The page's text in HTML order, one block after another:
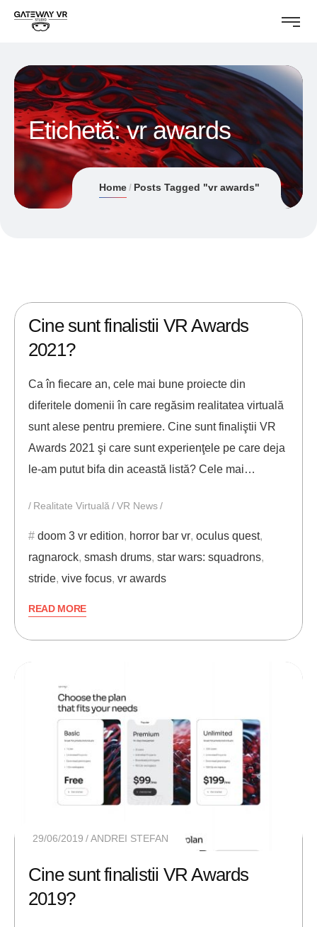
Etichetă:vr awards
Home Posts Tagged "vr awards"
Cine sunt finalistii VR Awards
2021?
Ca în fiecare an, cele mai bune proiecte din
diferitele domenii în care regăsim realitatea virtuală
sunt alese pentru premiere. Cine sunt finaliştii VR
Awards 2021 şi care sunt experienţele pe care deja
le-am putut bifa din această listă? Cele mai…
Realitate Virtuală VR News
doom 3 vr edition, horror bar vr, oculus quest,
ragnarock, smash drums, star wars: squadrons,
stride, vive focus, vr awards
READ MORE
29/06/2019 ANDREI STEFAN
Cine sunt finalistii VR Awards
2019?